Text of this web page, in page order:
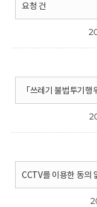
요청 건
「쓰레기 불법투기
CCTV를 이용한 동의